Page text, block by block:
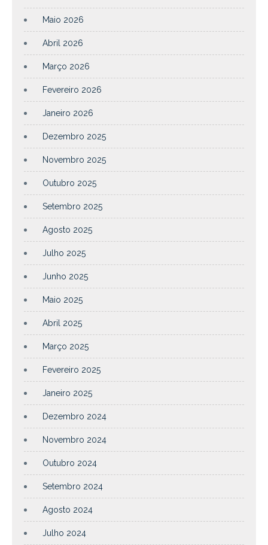
Maio 2026
Abril 2026
Março 2026
Fevereiro 2026
Janeiro 2026
Dezembro 2025
Novembro 2025
Outubro 2025
Setembro 2025
Agosto 2025
Julho 2025
Junho 2025
Maio 2025
Abril 2025
Março 2025
Fevereiro 2025
Janeiro 2025
Dezembro 2024
Novembro 2024
Outubro 2024
Setembro 2024
Agosto 2024
Julho 2024